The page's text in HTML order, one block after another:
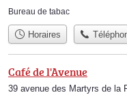
Bureau de tabac
Horaires
Café de l'Avenue
39 avenue des Martyrs de la